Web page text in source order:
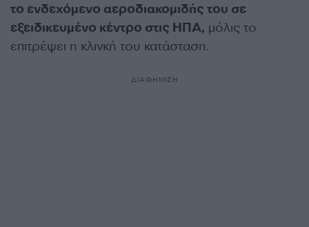
το ενδεχόμενο αεροδιακομιδής του σε
εξειδικευμένο κέντρο στις ΗΠΑ, μόλις το
επιτρέψει η κλινκή του κατάσταση.
ΔΙΑΦΗΜΙΣΗ